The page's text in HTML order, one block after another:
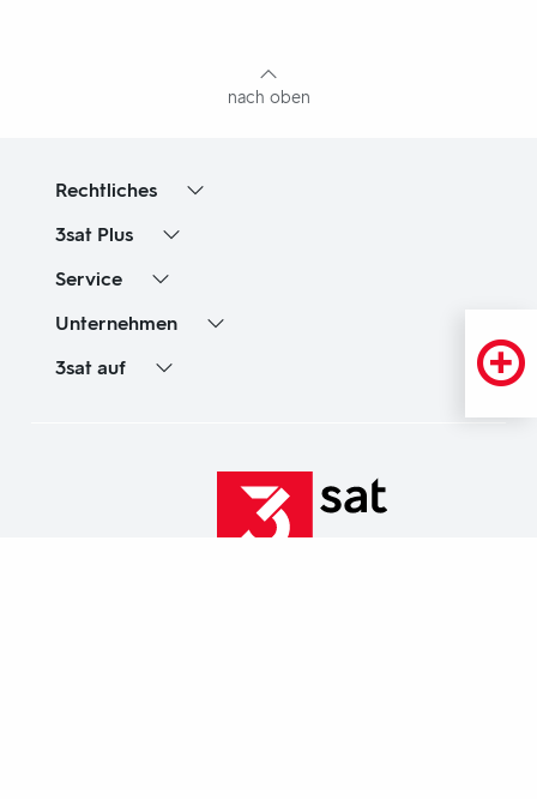
nach oben
Rechtliches
3sat Plus
Service
Unternehmen
3sat auf